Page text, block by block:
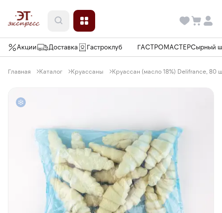
Акции Доставка Гастроклуб ГАСТРОМАСТЕРСырный
Главная Каталог Круассаны Круассан (масло 18%) Delifrance, 80